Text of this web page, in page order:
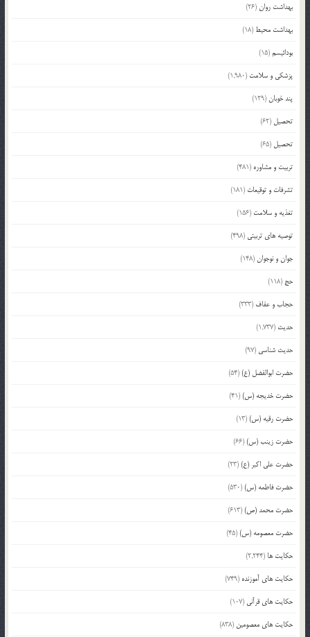
بهداشت روان(26)
بهداشت محیط (18)
بودائیسم(15)
پزشکی و سلامت (1,980)
پند خوبان(129)
تحصیل (62)
تحصیل (65)
تربیت و مشاوره (481)
تشرفات و توقیعات (181)
تغذیه و سلامت (156)
توصیه های تربیتی (498)
جوان و نوجوان(148)
حج (118)
حجاب و عفاف (333)
حدیث (1,737)
حدیث شناسی (97)
حضرت ابوالفضل (ع)(54)
حضرت خدیجه (س)(41)
حضرت رقیه (س)(13)
حضرت زینب (س)(66)
حضرت علی اکبر (ع)(23)
حضرت فاطمه (س)(530)
حضرت محمد (ص)(613)
حضرت معصومه (س)(45)
حکایت ها (2,244)
حکایت های آموزنده (749)
حکایت های قرآنی (107)
حکایت های معصومین (838)